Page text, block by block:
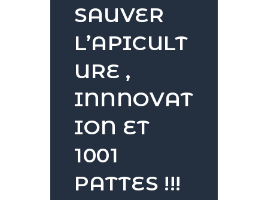
SAUVER
L’APICULT
URE ,
INNNOVAT
ION ET
1001
PATTES !!!